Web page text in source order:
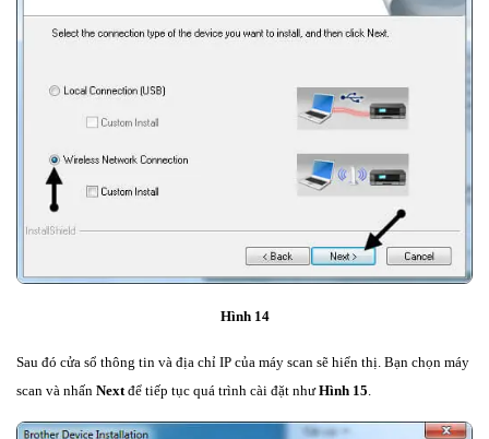
Hình 14
Sau đó cửa sổ thông tin và địa chỉ IP của máy scan sẽ hiển thị. Bạn chọn máy
scan và nhấn Nextđể tiếp tục quá trình cài đặt nhưHình 15.